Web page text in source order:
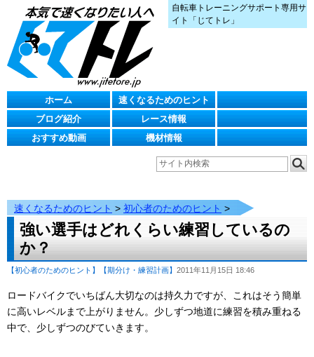
自転車トレーニングサポート専用サ
イト「じてトレ」
ホーム
速くなるためのヒント
ブログ紹介
レース情報
おすすめ動画
機材情報
速くなるためのヒント > 初心者のためのヒント >
強い選手はどれくらい練習しているの
か？
【初心者のためのヒント】 【期分け・練習計画】 2011年11月15日 18:46
ロードバイクでいちばん大切なのは持久力ですが、これはそう簡単
に高いレベルまで上がりません。少しずつ地道に練習を積み重ねる
中で、少しずつのびていきます。